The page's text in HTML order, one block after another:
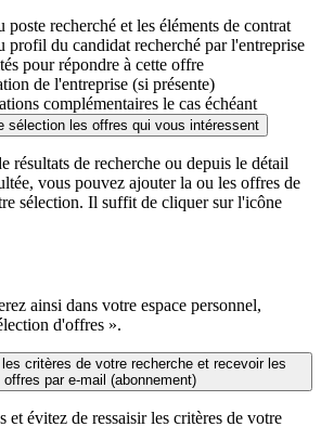
poste recherché et les éléments de contrat
profil du candidat recherché par l'entreprise
pour répondre à cette offre
de l'entreprise (si présente)
complémentaires le cas échéant
sélection les offres qui vous intéressent
résultats de recherche ou depuis le détail
vous pouvez ajouter la ou les offres de
sélection. Il suffit de cliquer sur l'icône
ainsi dans votre espace personnel,
d'offres ».
critères de votre recherche et recevoir les
offres par e-mail (abonnement)
et évitez de ressaisir les critères de votre